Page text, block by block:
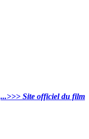
...>>> Site officiel du film